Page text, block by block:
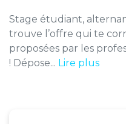
Stage étudiant,
trouve l’offre qui te
proposées par les
! Dépose... Lire plus